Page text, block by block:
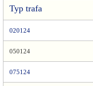
Typ trafa
020124
050124
075124